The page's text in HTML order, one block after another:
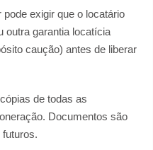
exigir que o locatário
outra garantia locatícia
caução) antes de liberar
de todas as
Documentos são